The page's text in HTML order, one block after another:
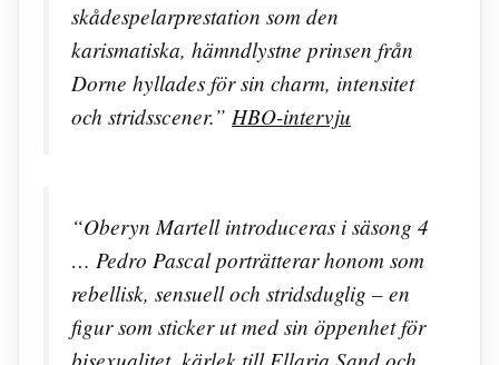
skådespelarprestation som den
karismatiska, hämndlystne prinsen från
Dorne hyllades för sin charm, intensitet
och stridsscener.” HBO-intervju
“Oberyn Martell introduceras i säsong 4
… Pedro Pascal porträtterar honom som
rebellisk, sensuell och stridsduglig – en
figur som sticker ut med sin öppenhet för
bisexualitet, kärlek till Ellaria Sand och